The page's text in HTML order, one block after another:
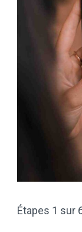
Étapes 1 sur